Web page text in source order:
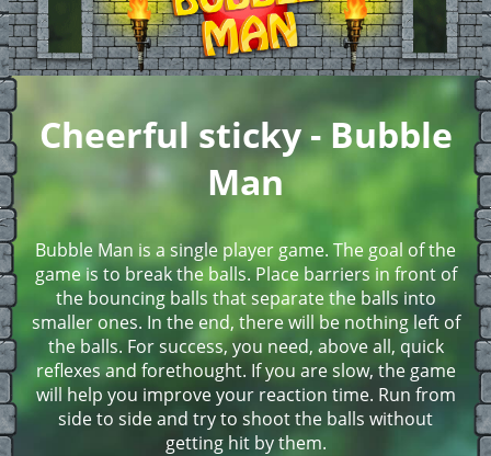
Cheerful sticky - Bubble
Man
Bubble Man is a single player game. The goal of the
game is to break the balls. Place barriers in front of
the bouncing balls that separate the balls into
smaller ones. In the end, there will be nothing left of
the balls. For success, you need, above all, quick
reflexes and forethought. If you are slow, the game
will help you improve your reaction time. Run from
side to side and try to shoot the balls without
getting hit by them.